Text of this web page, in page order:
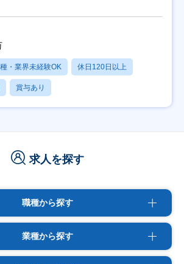
・業界未経験OK 休日120日以上
賞与あり
求人を探す
職種から探す
業種から探す